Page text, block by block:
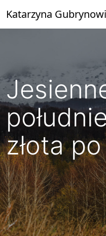
do
treści
Katarzyna
złota